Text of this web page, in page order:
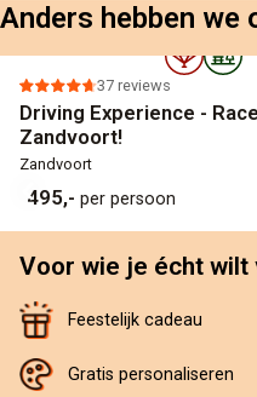
Anders hebben we
37 reviews
Driving Experience -
Zandvoort!
Zandvoort
495,- per persoon
Voor wie je écht wilt
Feestelijk cadeau
Gratis personaliseren